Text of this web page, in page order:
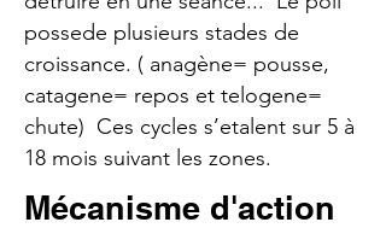
possede plusieurs stades de
croissance. ( anagène= pousse,
catagene= repos et telogene=
chute) Ces cycles s’etalent sur 5 à
18 mois suivant les zones.
Mécanisme d'action